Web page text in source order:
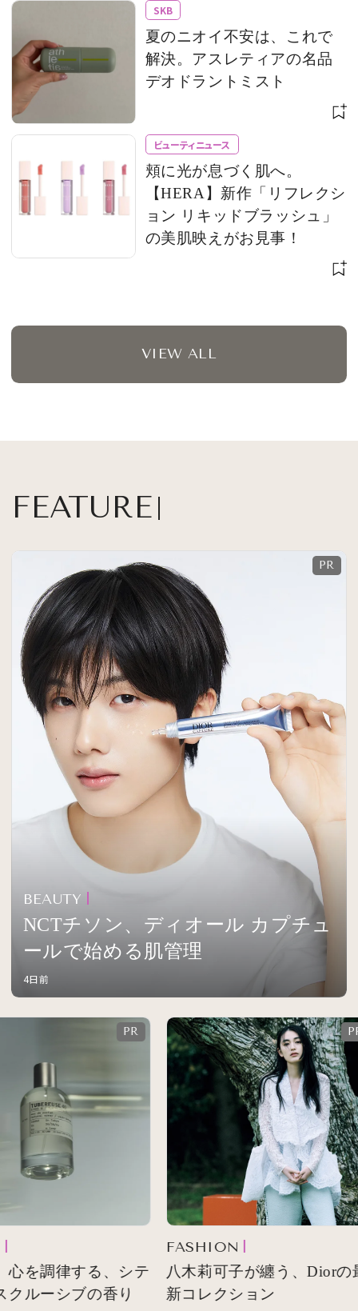
SKB
夏のニオイ不安は、これで
解決。アスレティアの名品
デオドラントミスト
ビューティニュース
頬に光が息づく肌へ。
【HERA】新作「リフレクシ
ョン リキッドブラッシュ」
の美肌映えがお見事！
VIEW ALL
FEATURE
BEAUTY
NCTチソン、ディオール カプチュ
ールで始める肌管理
4日前
を調律する、シテ
ルーシブの香り
FASHION
八木莉可子が纏う、Diorの最
新コレクション